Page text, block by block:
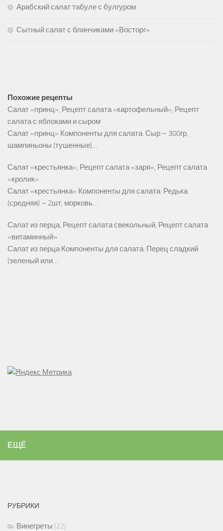
Арабский салат табуле с булгуром
Сытный салат с блинчиками «Восторг»
Похожие рецепты
Салат «принц», Рецепт салата «картофельный», Рецепт
салата с яблоками и сыром
Салат «принц» Компоненты для салата: Сыр – 300гр,
шампиньоны (тушенные)…
Салат «крестьянка», Рецепт салата «заря», Рецепт салата
«кролик»
Салат «крестьянка» Компоненты для салата: Редька
(средняя) – 2шт, морковь…
Салат из перца, Рецепт салата свекольный, Рецепт салата
«витаминный»
Салат из перца Компоненты для салата: Перец сладкий
(зеленый или…
ЕЩЁ
РУБРИКИ
Винегреты (22)